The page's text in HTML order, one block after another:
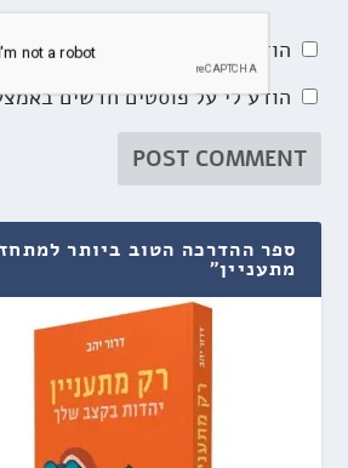
הודע לי על תגובות נוספות
הודע לי על פוסטים חדשים
ספר ההדרכה הטוב ביותר
מתעניין"